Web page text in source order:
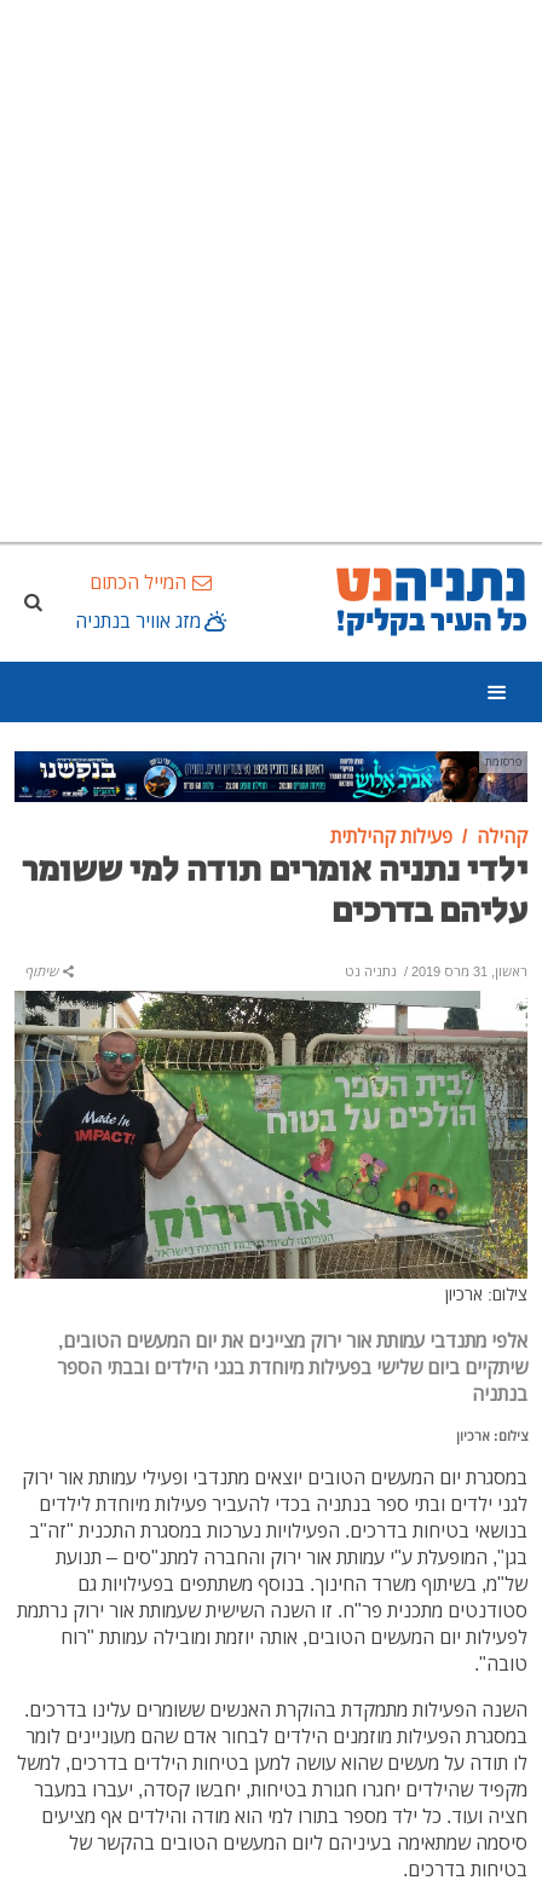
המייל הכתום
מזג אוויר בנתניה
פרסומת
קהילה פעילות קהילתית
ילדי נתניה אומרים תודה למי ששומר
עליהם בדרכים
ראשון, 31 מרס 2019 / נתניה נט שיתוף
צילום: ארכיון
אלפי מתנדבי עמותת אור ירוק מציינים את יום המעשים הטובים,
שיתקיים ביום שלישי בפעילות מיוחדת בגני הילדים ובבתי הספר
בנתניה
צילום: ארכיון
במסגרת יום המעשים הטובים יוצאים מתנדבי ופעילי עמותת אור ירוק
לגני ילדים ובתי ספר בנתניה בכדי להעביר פעילות מיוחדת לילדים
בנושאי בטיחות בדרכים. הפעילויות נערכות במסגרת התכנית "זה"ב
בגן", המופעלת ע"י עמותת אור ירוק והחברה למתנ"סים – תנועת
של"מ, בשיתוף משרד החינוך. בנוסף משתתפים בפעילויות גם
סטודנטים מתכנית פר"ח. זו השנה השישית שעמותת אור ירוק נרתמת
לפעילות יום המעשים הטובים, אותה יוזמת ומובילה עמותת "רוח
טובה".
השנה הפעילות מתמקדת בהוקרת האנשים ששומרים עלינו בדרכים.
במסגרת הפעילות מוזמנים הילדים לבחור אדם שהם מעוניינים לומר
לו תודה על מעשים שהוא עושה למען בטיחות הילדים בדרכים, למשל
מקפיד שהילדים יחגרו חגורת בטיחות, יחבשו קסדה, יעברו במעבר
חציה ועוד. כל ילד מספר בתורו למי הוא מודה והילדים אף מציעים
סיסמה שמתאימה בעיניהם ליום המעשים הטובים בהקשר של
בטיחות בדרכים.